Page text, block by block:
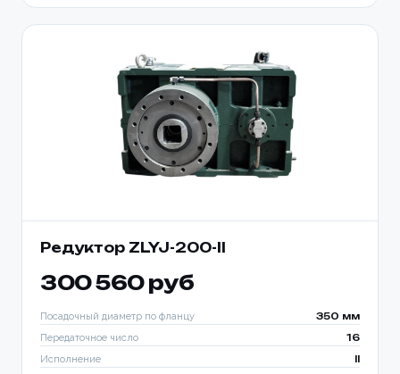
Редуктор ZLYJ-200-II
300 560 руб
Посадочный диаметр по фланцу 350 мм
Передаточное число 16
Исполнение